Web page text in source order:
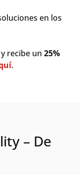
en los
yrecibe un 25%
.
– De